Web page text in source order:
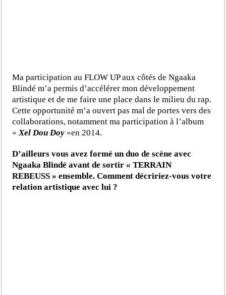
Ma participation au FLOW UP aux côtés de Ngaaka
Blindé m’a permis d’accélérer mon développement
artistique et de me faire une place dans le milieu du rap.
Cette opportunité m’a ouvert pas mal de portes vers des
collaborations, notamment ma participation à l’album
« Xel Dou Doy »en 2014.
D’ailleurs vous avez formé un duo de scène avec
Ngaaka Blindé avant de sortir « TERRAIN
REBEUSS » ensemble. Comment décririez-vous votre
relation artistique avec lui ?